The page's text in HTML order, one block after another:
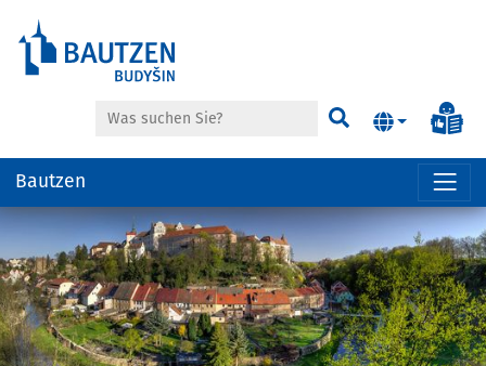
der
anspringen
Suche Suchen
Bautzen